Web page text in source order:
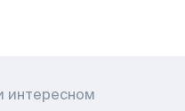
интересном